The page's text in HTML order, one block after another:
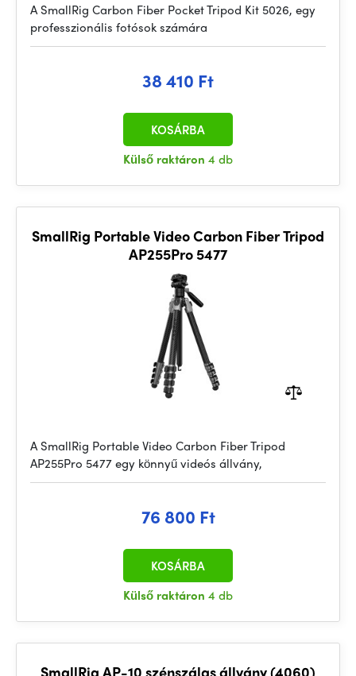
A SmallRig Carbon Fiber Pocket Tripod Kit 5026, egy
professzionális fotósok számára
38 410 Ft
Külső raktáron 4 db
KOSÁRBA
SmallRig Portable Video Carbon Fiber Tripod
AP255Pro 5477
A SmallRig Portable Video Carbon Fiber Tripod
AP255Pro 5477 egy könnyű videós állvány,
76 800 Ft
Külső raktáron 4 db
KOSÁRBA
SmallRig AP-10 szénszálas állvány (4060)